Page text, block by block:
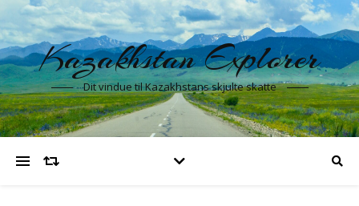
Kazakhstan Explorer
Dit vindue til Kazakhstans skjulte skatte